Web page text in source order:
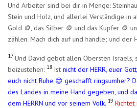
Und Arbeiter sind bei dir in Menge:
Stein und Holz, und allerlei Verständige in
Gold 🪙, das Silber 🪙 und das Kupfer 🪙
zählen. Mach dich auf und handle; und der
17 Und David gebot allen Obersten Israels,
beizustehen: 18 Istnicht der HERR, euer
euch nicht Ruhe 😌 geschafft ringsumher?
des Landes in meine Hand gegeben, und
dem HERRN und vor seinem Volk. 19